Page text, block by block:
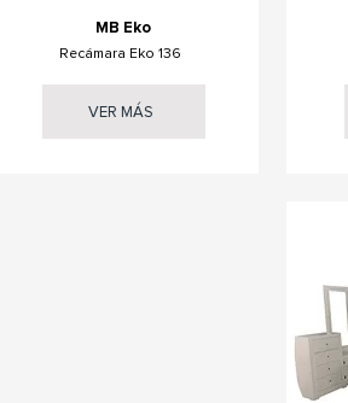
MB Eko
Recámara Eko 136
VER MÁS